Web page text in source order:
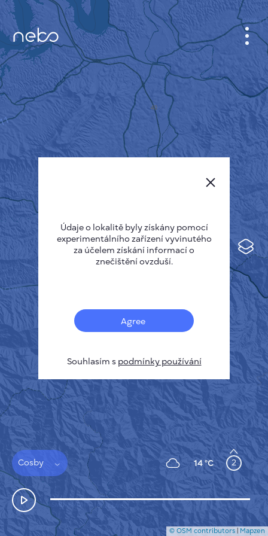
Senzory
Mapa znečištění
Tepelné skvrny
Vítr
Cosby 14 °C 2
KABINET
MAPA MĚSTA
SENZOR NEBO
Deutsch
Español
JAK TO FUNGUJE
ZÁSADY OCHRANY SOUKROMÍ
PODMÍNKY A PRAVIDLA
PRŮVODCE INSTALACÍ
API
FAQ
KONTAKTUJTE NÁS
© OSM contributors | Mapzen
Údaje o lokalitě byly získány pomocí
experimentálního zařízení vyvinutého
za účelem získání informací o
znečištění ovzduší.
Agree
Souhlasím s podmínky používání